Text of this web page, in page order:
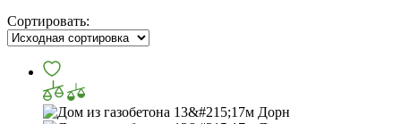
Сортировать: